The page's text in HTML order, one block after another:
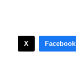
X Facebook